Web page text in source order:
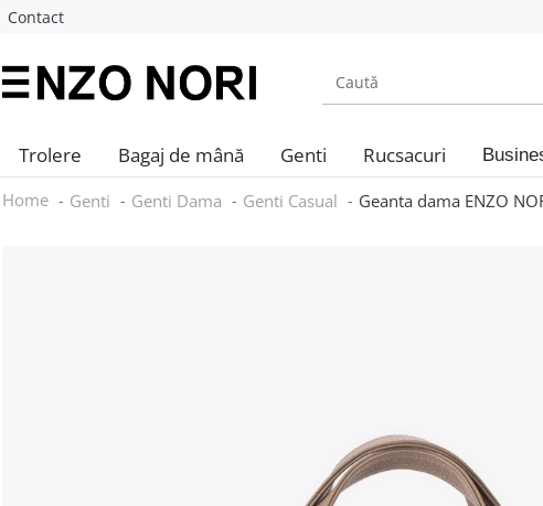
Contact
Trolere Bagaj de mână Genti Rucsacuri
Home Genti Genti Dama Genti Casual Geanta dama ENZO